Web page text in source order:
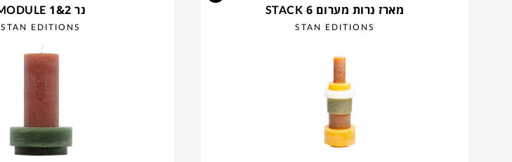
מארז נרות מערום STACK 6
STAN EDITIONS
נר MODULE 1&2
STAN EDITIONS